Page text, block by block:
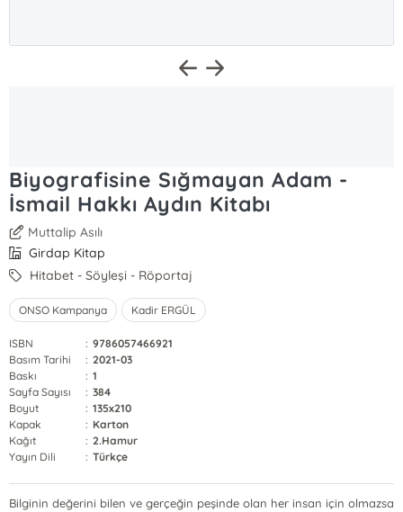
Biyografisine Sığmayan Adam -
İsmail Hakkı Aydın Kitabı
Muttalip Asılı
Girdap Kitap
Hitabet - Söyleşi - Röportaj
ONSO Kampanya Kadir ERGÜL
ISBN : 9786057466921
Basım Tarihi
: 2021-03
Baskı
: 1
Sayfa Sayısı
: 384
Boyut
: 135x210
Kapak
: Karton
Kağıt
: 2.Hamur
Yayın Dili
: Türkçe
Bilginin değerini bilen ve gerçeğin peşinde olan her insan için olmazsa